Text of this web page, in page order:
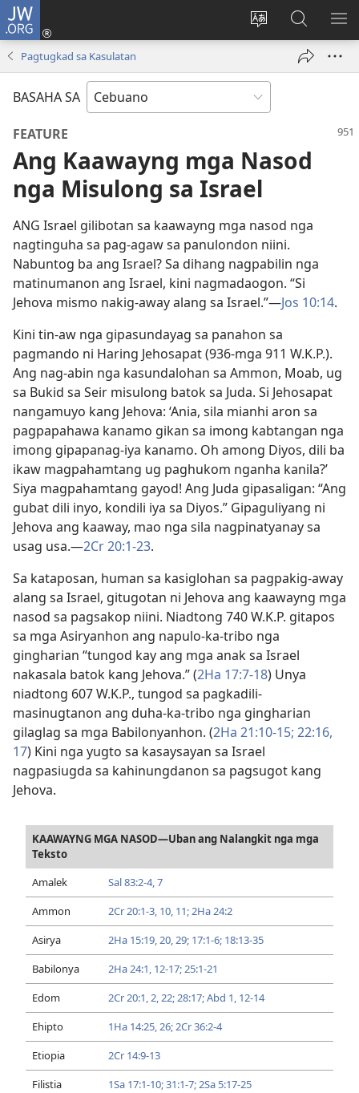
JW.ORG
Ilisi
pinulongan
sa
site
Log
ug
Pangitaa
sa
JW.ORG
Pagtugkad sa Kasulatan
BASAHA SA
FEATURE
Ang Kaawayng mga Nasod
nga Misulong sa Israel
ANG Israel gilibotan sa kaawayng mga nasod nga
nagtinguha sa pag-agaw sa panulondon niini.
Nabuntog ba ang Israel? Sa dihang nagpabilin nga
matinumanon ang Israel, kini nagmadaogon. “Si
Jehova mismo nakig-away alang sa Israel.”​—Jos 10:14.
Kini tin-aw nga gipasundayag sa panahon sa
pagmando ni Haring Jehosapat (936-​mga 911 W.K.P.).
Ang nag-abin nga kasundalohan sa Ammon, Moab, ug
sa Bukid sa Seir misulong batok sa Juda. Si Jehosapat
nangamuyo kang Jehova: ‘Ania, sila mianhi aron sa
pagpapahawa kanamo gikan sa imong kabtangan nga
imong gipapanag-iya kanamo. Oh among Diyos, dili ba
ikaw magpahamtang ug paghukom nganha kanila?’
Siya magpahamtang gayod! Ang Juda gipasaligan: “Ang
gubat dili inyo, kondili iya sa Diyos.” Gipaguliyang ni
Jehova ang kaaway, mao nga sila nagpinatyanay sa
usag usa.​—2Cr 20:1-23.
Sa kataposan, human sa kasiglohan sa pagpakig-away
alang sa Israel, gitugotan ni Jehova ang kaawayng mga
nasod sa pagsakop niini. Niadtong 740 W.K.P. gitapos
sa mga Asiryanhon ang napulo-ka-tribo nga
gingharian “tungod kay ang mga anak sa Israel
nakasala batok kang Jehova.” (2Ha 17:7-18) Unya
niadtong 607 W.K.P., tungod sa pagkadili-
masinugtanon ang duha-ka-tribo nga gingharian
gilaglag sa mga Babilonyanhon. (2Ha 21:10-15; 22:​16,
17) Kini nga yugto sa kasaysayan sa Israel
nagpasiugda sa kahinungdanon sa pagsugot kang
Jehova.
KAAWAYNG MGA NASOD—Uban ang Nalangkit nga mga
Teksto
Amalek
Sal 83:2-4,7
Ammon
2Cr 20:1-3, 10, 11;2Ha 24:2
Asirya
2Ha 15:​19, 20,29; 17:1-6; 18:13-35
Babilonya
2Ha 24:​1, 12-17;25:1-21
Edom
2Cr 20:​1, 2,22;28:17;Abd 1, 12-14
Ehipto
1Ha 14:​25, 26;2Cr 36:2-4
Etiopia
2Cr 14:9-13
Filistia
1Sa 17:1-10;31:1-7;2Sa 5:17-25